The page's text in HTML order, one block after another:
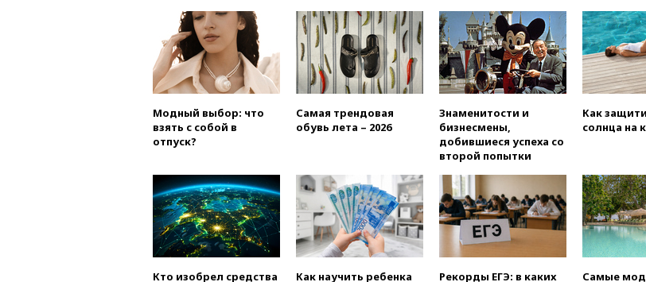
ЧЕ
16:16
Движение по
Крымскому мосту
перекрывали
день
АФК «Наследие»
шести до 12 лет
снятии «Яблока» с
15:35
Четыре
пострадали при
складе с красками
15:15
«Аэрофлот»
возобновит
Модный выбор: что
взять с собой в
отпуск?
Самая трендовая
обувь лета – 2026
Знаменитости и
бизнесмены,
добившиеся успеха со
второй попытки
Как
солнца на
Кто изобрел средства
Как научить ребенка
Рекорды ЕГЭ: в каких
Самые